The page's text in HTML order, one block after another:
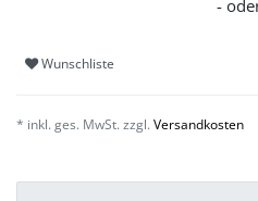
Wunschliste
* inkl. ges. MwSt. zzgl. Versandkosten